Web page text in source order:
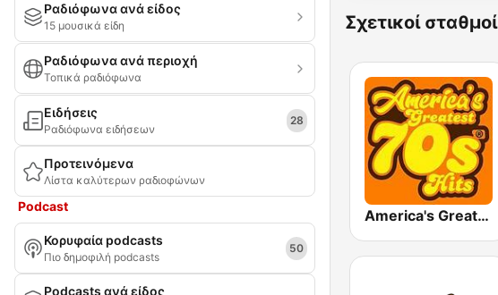
Ραδιόφωνα ανά είδος
15 μουσικά είδη
Ραδιόφωνα ανά περιοχή
Τοπικά ραδιόφωνα
Ειδήσεις
Ραδιόφωνα ειδήσεων
28
Προτεινόμενα
Λίστα καλύτερων ραδιοφώνων
Podcast
Κορυφαία podcasts
Πιο δημοφιλή podcasts
50
Podcasts ανά είδος
Σχετικοί σταθμοί
America's Greatest 70s Hits